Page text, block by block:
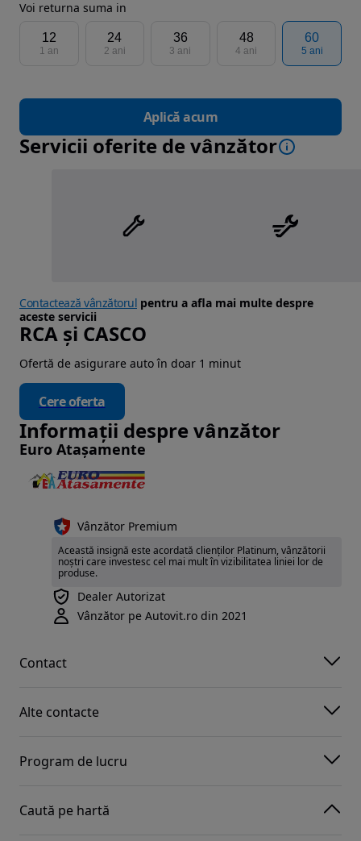
Voi returna suma in
12
1 an
24
2 ani
36
3 ani
48
4 ani
60
5 ani
Aplică acum
Servicii oferite de vânzător
Contactează vânzătorul pentru a afla mai multe despre
aceste servicii
RCA și CASCO
Ofertă de asigurare auto în doar 1 minut
Cere oferta
Informații despre vânzător
Euro Atașamente
Vânzător Premium
Această insignă este acordată clienților Platinum, vânzătorii
noștri care investesc cel mai mult în vizibilitatea liniei lor de
produse.
Dealer Autorizat
Vânzător pe Autovit.ro din 2021
Contact
Alte contacte
Program de lucru
Caută pe hartă